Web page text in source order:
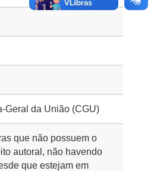
Geral da União (CGU)
que não possuem o
autoral, não havendo
que estejam em